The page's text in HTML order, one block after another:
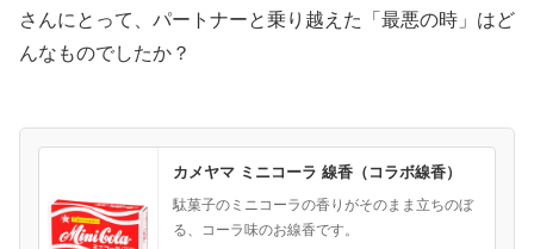
さんにとって、パートナーと乗り越えた「最悪の時」はど
んなものでしたか？
カメヤマ ミニコーラ 線香（コラボ線香）
駄菓子のミニコーラの香りがそのまま立ちのぼ
る、コーラ味のお線香です。